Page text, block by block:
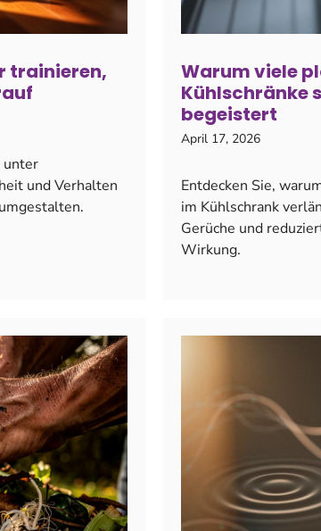
trainieren,
unter
und Verhalten
Warum viele
Kühlschränke
begeistert
April 17, 2026
Entdecken Sie,
im Kühlschrank
Gerüche und
Wirkung.